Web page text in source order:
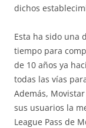
dichos
Esta ha sido una
tiempo para
de 10 años ya
todas las vías
Además,
sus usuarios la
League Pass de